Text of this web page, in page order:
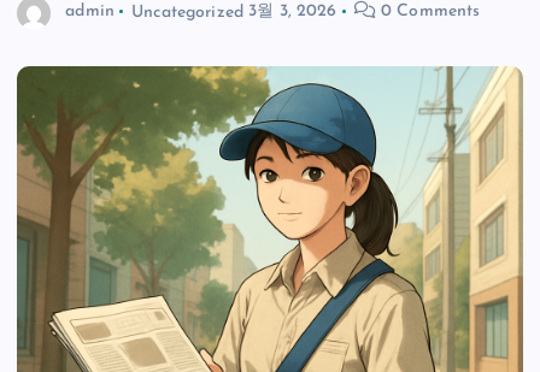
admin Uncategorized 3월 3, 2026 0 Comments